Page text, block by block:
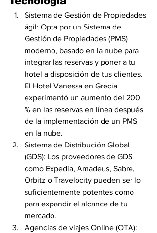
Sistema de Gestión de Propiedades
ágil: Opta por un Sistema de
Gestión de Propiedades (PMS)
moderno, basado en la nube para
integrar las reservas y poner a tu
hotel a disposición de tus clientes.
El Hotel Vanessa en Grecia
experimentó un aumento del 200
% en las reservas en línea después
de la implementación de un PMS
en la nube.
Sistema de Distribución Global
(GDS): Los proveedores de GDS
como Expedia, Amadeus, Sabre,
Orbitz o Travelocity pueden ser lo
suficientemente potentes como
para expandir el alcance de tu
mercado.
Agencias de viajes Online (OTA):